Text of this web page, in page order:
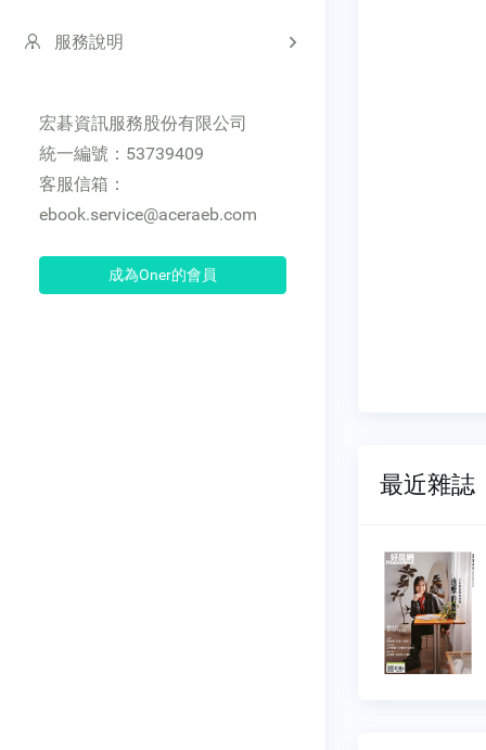
服務說明
宏碁資訊服務股份有限公司
統一編號：53739409
客服信箱：
ebook.service@aceraeb.com
成為Oner的會員
最近雜誌